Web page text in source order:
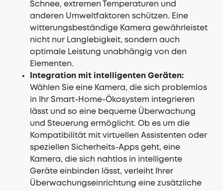
Schnee, extremen Temperaturen und
anderen Umweltfaktoren schützen. Eine
witterungsbeständige Kamera gewährleistet
nicht nur Langlebigkeit, sondern auch
optimale Leistung unabhängig von den
Elementen.
Integration mit intelligenten Geräten:
Wählen Sie eine Kamera, die sich problemlos
in Ihr Smart-Home-Ökosystem integrieren
lässt und so eine bequeme Überwachung
und Steuerung ermöglicht. Ob es um die
Kompatibilität mit virtuellen Assistenten oder
speziellen Sicherheits-Apps geht, eine
Kamera, die sich nahtlos in intelligente
Geräte einbinden lässt, verleiht Ihrer
Überwachungseinrichtung eine zusätzliche